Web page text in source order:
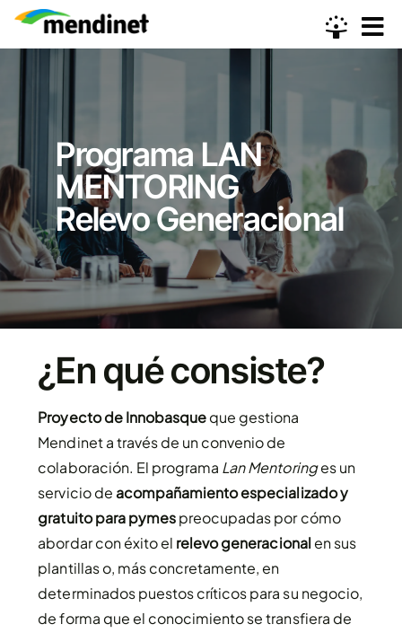
Skip
Programa LAN
MENTORING
Relevo Generacional
¿En qué consiste?
Proyecto de Innobasqueque gestiona
Mendinet a través de un convenio de
colaboración. El programa Lan Mentoringes un
servicio de acompañamiento especializado y
gratuito para pymespreocupadas por cómo
abordar con éxito el relevo generacional en sus
plantillas o, más concretamente, en
determinados puestos críticos para su negocio,
de forma que el conocimiento se transfiera de